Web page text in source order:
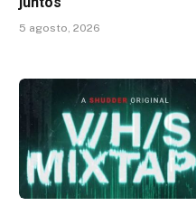
5 agosto, 2026